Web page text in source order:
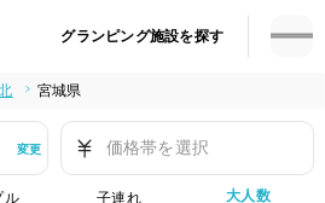
グランピング施設を探す
宮城県
変更 価格帯を選択
ル 子連れ 大人数